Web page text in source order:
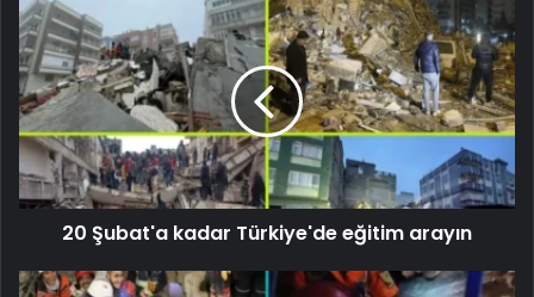
20 Şubat'a kadar Türkiye'de eğitim arayın